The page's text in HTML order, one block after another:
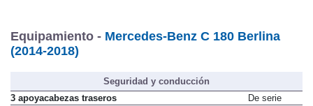
Equipamiento - Mercedes-Benz C 180 Berlina
(2014-2018)
Seguridad y conducción
3 apoyacabezas traseros
De serie